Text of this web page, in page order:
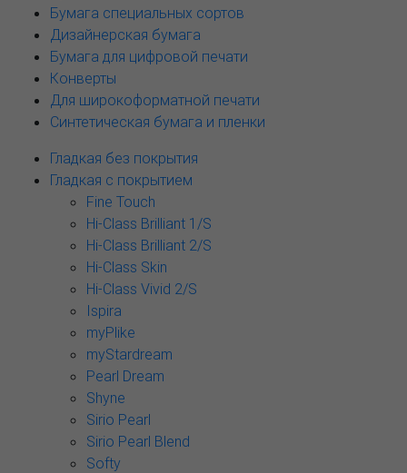
Бумага специальных сортов
Дизайнерская бумага
Бумага для цифровой печати
Конверты
Для широкоформатной печати
Синтетическая бумага и пленки
Гладкая без покрытия
Гладкая с покрытием
Fine Touch
Hi-Class Brilliant 1/S
Hi-Class Brilliant 2/S
Hi-Class Skin
Hi-Class Vivid 2/S
Ispira
myPlike
myStardream
Pearl Dream
Shyne
Sirio Pearl
Sirio Pearl Blend
Softy